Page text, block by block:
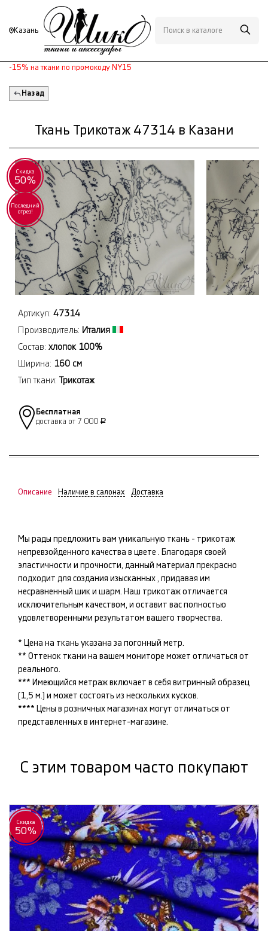
Казань
-15% на ткани по промокоду NY15
Назад
Ткань Трикотаж 47314 в Казани
Скидка
50%
Последний
отрез!
Артикул: 47314
Производитель: Италия
Состав: хлопок 100%
Ширина: 160 см
Тип ткани: Трикотаж
Бесплатная
доставка от 7 000 Р
Описание Наличие в салонах Доставка
Мы рады предложить вам уникальную ткань - трикотаж
непревзойденного качества в цвете . Благодаря своей
эластичности и прочности, данный материал прекрасно
подходит для создания изысканных , придавая им
несравненный шик и шарм. Наш трикотаж отличается
исключительным качеством, и оставит вас полностью
удовлетворенными результатом вашего творчества.
* Цена на ткань указана за погонный метр.
** Оттенок ткани на вашем мониторе может отличаться от
реального.
*** Имеющийся метраж включает в себя витринный образец
(1,5 м.) и может состоять из нескольких кусков.
**** Цены в розничных магазинах могут отличаться от
представленных в интернет-магазине.
С этим товаром часто покупают
Скидка
50%